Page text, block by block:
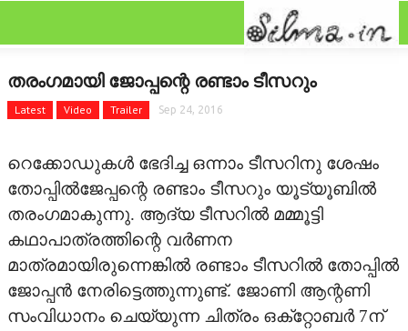
FEATURED
REVIEW
GALLERY
GOSSIPS
LATEST
തരംഗമായി ജോപ്പന്റെ രണ്ടാം ടീസറും
Latest Video Trailer Sep 24, 2016
റെക്കോഡുകള്‍ ഭേദിച്ച ഒന്നാം ടീസറിനു ശേഷം
തോപ്പില്‍ജേപ്പന്റെ രണ്ടാം ടീസറും യൂട്യൂബില്‍
തരംഗമാകുന്നു. ആദ്യ ടീസറില്‍ മമ്മൂട്ടി
കഥാപാത്രത്തിന്റെ വര്‍ണന
മാത്രമായിരുന്നെങ്കില്‍ രണ്ടാം ടീസറില്‍ തോപ്പില്‍
ജോപ്പന്‍ നേരിട്ടെത്തുന്നുണ്ട്. ജോണി ആന്റണി
സംവിധാനം ചെയ്യുന്ന ചിത്രം ഒക്‌റ്റോബര്‍ 7ന്